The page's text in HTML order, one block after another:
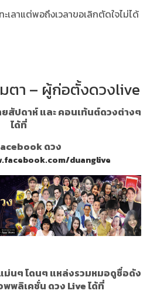
เลาแต่พอถึงเวลาขอเลิกตัดใจไม่ได้
ตา – ผู้ก่อตั้งดวงlive
สัปดาห์ และ คอนเท้นต์ดวงต่างๆ
ได้ที่
ดวง
duanglive
ม่นๆ โดนๆ แหล่งรวมหมอดูชื่อดัง
พลิเคชั่น ดวง Live ได้ที่